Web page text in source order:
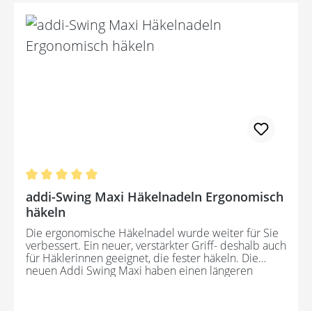
Durchschnittliche Bewertung von 5 von 5
addi-Swing Maxi Häkelnadeln Ergonomisch
häkeln
Die ergonomische Häkelnadel wurde weiter für Sie
verbessert. Ein neuer, verstärkter Griff- deshalb auch
für Häklerinnen geeignet, die fester häkeln. Die
neuen Addi Swing Maxi haben einen längeren